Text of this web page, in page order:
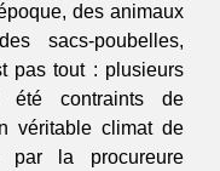
des animaux
sacs-poubelles,
pas tout : plusieurs
été contraints de
véritable climat de
par la procureure